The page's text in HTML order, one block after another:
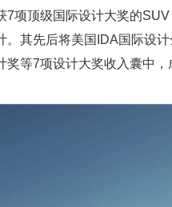
7项顶级国际设计大奖的
。其先后将美国IDA国际设
奖等7项设计大奖收入囊中